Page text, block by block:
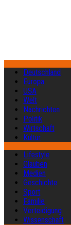
Deutschland
Europa
USA
Welt
Nachrichten
Politik
Wirtschaft
Kultur
Lifestyle
Glauben
Medien
Geschichte
Sport
Familie
Verteidigung
Wissenschaft